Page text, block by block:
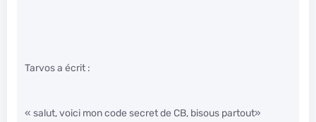
Tarvos a écrit :
« salut, voici mon code secret de CB, bisous partout»